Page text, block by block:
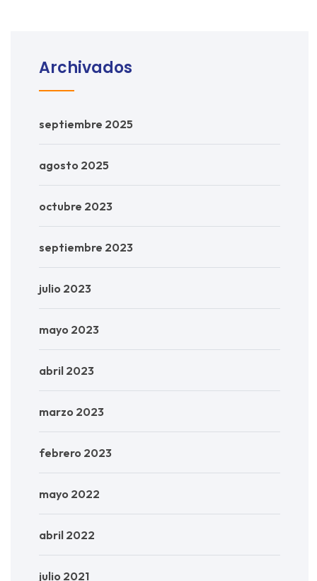
Archivados
septiembre 2025
agosto 2025
octubre 2023
septiembre 2023
julio 2023
mayo 2023
abril 2023
marzo 2023
febrero 2023
mayo 2022
abril 2022
julio 2021